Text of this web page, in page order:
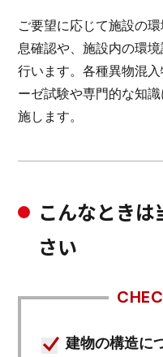
ご要望に応じて施設の
息確認や、施設内の環
行います。各種異物混
ーゼ試験や専門的な知
施します。
こんなとき
さい
建物の構造に